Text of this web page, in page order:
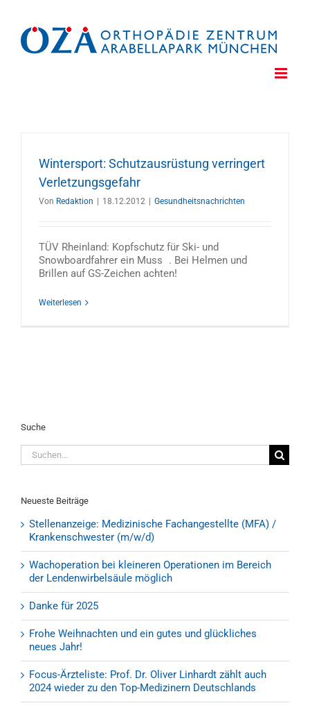
springen
Wintersport: Schutzausrüstung verringert
Verletzungsgefahr
Von Redaktion 18.12.2012 Gesundheitsnachrichten
TÜV Rheinland: Kopfschutz für Ski- und
Snowboardfahrer ein Muss . Bei Helmen und
Brillen auf GS-Zeichen achten!
Weiterlesen
Suche
Suche
nach:
Neueste Beiträge
Stellenanzeige: Medizinische Fachangestellte (MFA) /
Krankenschwester (m/w/d)
Wachoperation bei kleineren Operationen im Bereich
der Lendenwirbelsäule möglich
Danke für 2025
Frohe Weihnachten und ein gutes und glückliches
neues Jahr!
Focus-Ärzteliste: Prof. Dr. Oliver Linhardt zählt auch
2024 wieder zu den Top-Medizinern Deutschlands